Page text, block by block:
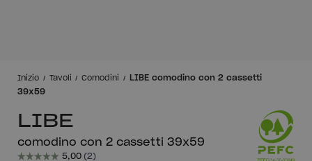
Inizio Tavoli Comodini
LIBE comodino con 2 cassetti
39x59
LIBE
comodino con 2 cassetti 39x59